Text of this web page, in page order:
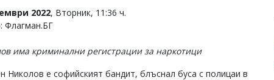
2022, Вторник, 11:36 ч.
Флагман.БГ
има криминални регистрации за наркотици
Николов е софийският бандит, блъснал буса с полицаи в